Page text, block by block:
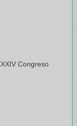
Congreso